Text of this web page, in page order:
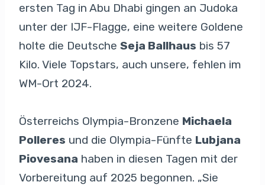
ersten Tag in Abu Dhabi gingen an Judoka
unter der IJF-Flagge, eine weitere Goldene
holte die Deutsche Seja Ballhaus bis 57
Kilo. Viele Topstars, auch unsere, fehlen im
WM-Ort 2024.
Österreichs Olympia-Bronzene Michaela
Polleres und die Olympia-Fünfte Lubjana
Piovesana haben in diesen Tagen mit der
Vorbereitung auf 2025 begonnen. „Sie